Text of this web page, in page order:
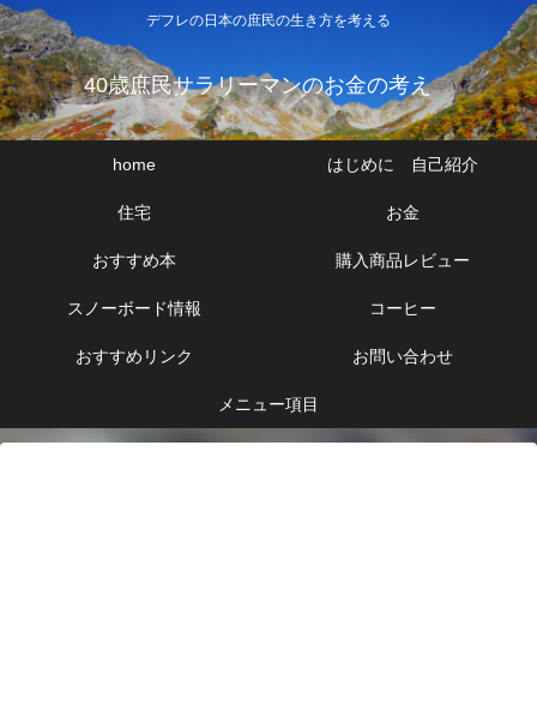
デフレの日本の庶民の生き方を考える
40歳庶民サラリーマンのお金の考え
home はじめに 自己紹介
住宅 お金
おすすめ本 購入商品レビュー
スノーボード情報 コーヒー
おすすめリンク お問い合わせ
メニュー項目